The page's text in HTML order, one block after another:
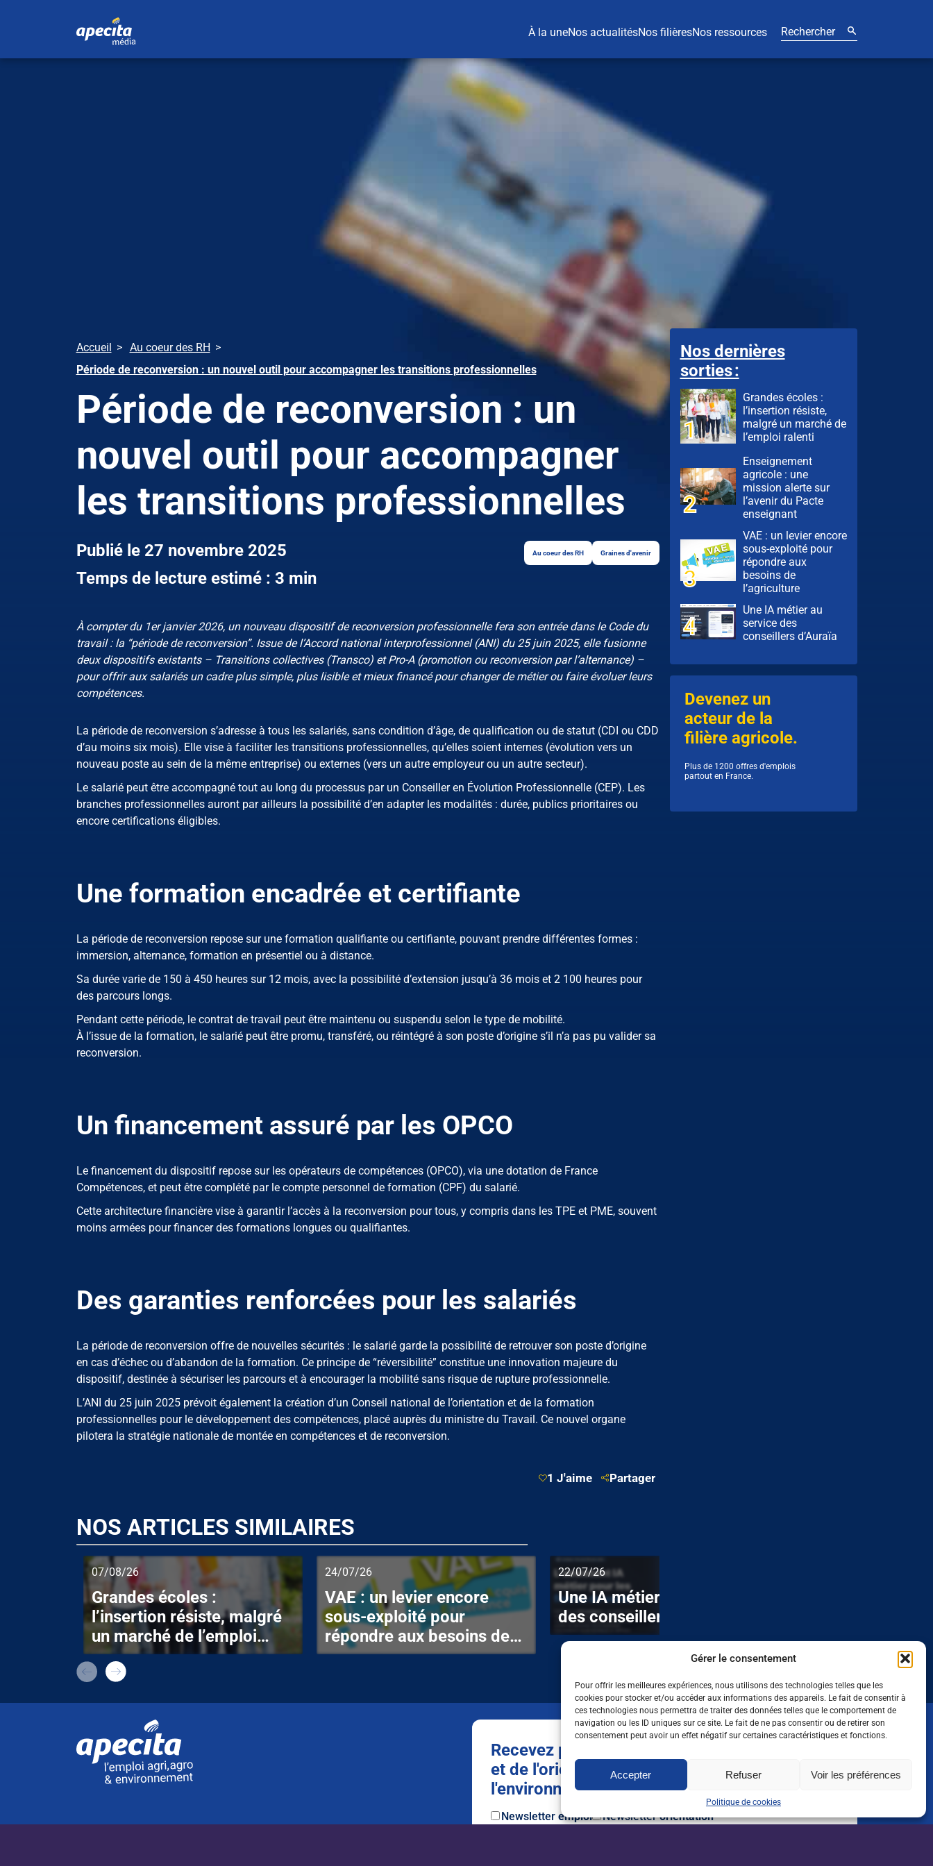
Gérer le consentement
Pour offrir les meilleures expériences, nous utilisons des technologies telles que les
cookies pour stocker et/ou accéder aux informations des appareils. Le fait de consentir à
ces technologies nous permettra de traiter des données telles que le comportement de
navigation ou les ID uniques sur ce site. Le fait de ne pas consentir ou de retirer son
consentement peut avoir un effet négatif sur certaines caractéristiques et fonctions.
Accepter Refuser Voir les préférences
Politique de cookies
À la uneNos actualitésNos filièresNos ressources
Accueil
Au coeur des RH
Période de reconversion : un nouvel outil pour accompagner les transitions professionnelles
Période de reconversion : un
nouvel outil pour accompagner
les transitions professionnelles
Publié le 27 novembre 2025
Temps de lecture estimé : 3 min
Au coeur des RH Graines d'avenir
À compter du 1er janvier 2026, un nouveau dispositif de reconversion professionnelle fera son entrée dans le Code du
travail : la “période de reconversion”. Issue de l’Accord national interprofessionnel (ANI) du 25 juin 2025, elle fusionne
deux dispositifs existants – Transitions collectives (Transco) et Pro-A (promotion ou reconversion par l’alternance) –
pour offrir aux salariés un cadre plus simple, plus lisible et mieux financé pour changer de métier ou faire évoluer leurs
compétences.
La période de reconversion s’adresse à tous les salariés, sans condition d’âge, de qualification ou de statut (CDI ou CDD
d’au moins six mois). Elle vise à faciliter les transitions professionnelles, qu’elles soient internes (évolution vers un
nouveau poste au sein de la même entreprise) ou externes (vers un autre employeur ou un autre secteur).
Le salarié peut être accompagné tout au long du processus par un Conseiller en Évolution Professionnelle (CEP). Les
branches professionnelles auront par ailleurs la possibilité d’en adapter les modalités : durée, publics prioritaires ou
encore certifications éligibles.
Une formation encadrée et certifiante
La période de reconversion repose sur une formation qualifiante ou certifiante, pouvant prendre différentes formes :
immersion, alternance, formation en présentiel ou à distance.
Sa durée varie de 150 à 450 heures sur 12 mois, avec la possibilité d’extension jusqu’à 36 mois et 2 100 heures pour
des parcours longs.
Pendant cette période, le contrat de travail peut être maintenu ou suspendu selon le type de mobilité.
À l’issue de la formation, le salarié peut être promu, transféré, ou réintégré à son poste d’origine s’il n’a pas pu valider sa
reconversion.
Un financement assuré par les OPCO
Le financement du dispositif repose sur les opérateurs de compétences (OPCO), via une dotation de France
Compétences, et peut être complété par le compte personnel de formation (CPF) du salarié.
Cette architecture financière vise à garantir l’accès à la reconversion pour tous, y compris dans les TPE et PME, souvent
moins armées pour financer des formations longues ou qualifiantes.
Des garanties renforcées pour les salariés
La période de reconversion offre de nouvelles sécurités : le salarié garde la possibilité de retrouver son poste d’origine
en cas d’échec ou d’abandon de la formation. Ce principe de “réversibilité” constitue une innovation majeure du
dispositif, destinée à sécuriser les parcours et à encourager la mobilité sans risque de rupture professionnelle.
L’ANI du 25 juin 2025 prévoit également la création d’un Conseil national de l’orientation et de la formation
professionnelles pour le développement des compétences, placé auprès du ministre du Travail. Ce nouvel organe
pilotera la stratégie nationale de montée en compétences et de reconversion.
1 J'aime Partager
Nos dernières
sorties :
Grandes écoles :
l’insertion résiste,
malgré un marché de
l’emploi ralenti
Enseignement
agricole : une
mission alerte sur
l’avenir du Pacte
enseignant
VAE : un levier encore
sous-exploité pour
répondre aux
besoins de
l’agriculture
Une IA métier au
service des
conseillers d’Auraïa
Devenez un
acteur de la
filière agricole.
Plus de 1200 offres d'emplois
partout en France.
NOS ARTICLES SIMILAIRES
07/08/26
Grandes écoles :
l’insertion résiste, malgré
un marché de l’emploi
ralenti
24/07/26
VAE : un levier encore
sous-exploité pour
répondre aux besoins de
l’agriculture
22/07/26
Une IA métier au service
des conseillers d’Auraïa
une multitude de
Recevez par mail toute l'actualité de l'emploi
et de l'orientation dans l'agri, l'agro et
l'environnement
Newsletter emploi Newsletterorientation